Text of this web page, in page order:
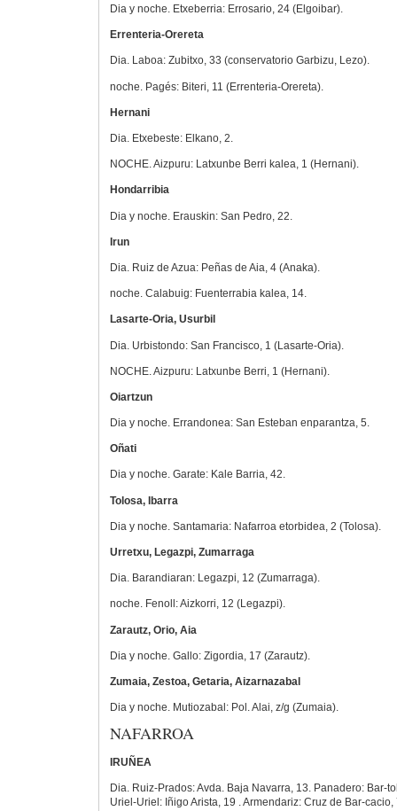
Dia y noche. Etxeberria: Errosario, 24 (Elgoibar).
Errenteria-Orereta
Dia. Laboa: Zubitxo, 33 (conservatorio Garbizu, Lezo).
noche. Pagés: Biteri, 11 (Errenteria-Orereta).
Hernani
Dia. Etxebeste: Elkano, 2.
NOCHE. Aizpuru: Latxunbe Berri kalea, 1 (Hernani).
Hondarribia
Dia y noche. Erauskin: San Pedro, 22.
Irun
Dia. Ruiz de Azua: Peñas de Aia, 4 (Anaka).
noche. Calabuig: Fuenterrabia kalea, 14.
Lasarte-Oria, Usurbil
Dia. Urbistondo: San Francisco, 1 (Lasarte-Oria).
NOCHE. Aizpuru: Latxunbe Berri, 1 (Hernani).
Oiartzun
Dia y noche. Errandonea: San Esteban enparantza, 5.
Oñati
Dia y noche. Garate: Kale Barria, 42.
Tolosa, Ibarra
Dia y noche. Santamaria: Nafarroa etorbidea, 2 (Tolosa).
Urretxu, Legazpi, Zumarraga
Dia. Barandiaran: Legazpi, 12 (Zumarraga).
noche. Fenoll: Aizkorri, 12 (Legazpi).
Zarautz, Orio, Aia
Dia y noche. Gallo: Zigordia, 17 (Zarautz).
Zumaia, Zestoa, Getaria, Aizarnazabal
Dia y noche. Mutiozabal: Pol. Alai, z/g (Zumaia).
NAFARROA
IRUÑEA
Dia. Ruiz-Prados: Avda. Baja Navarra, 13. Panadero: Bar-
Uriel-Uriel: Iñigo Arista, 19 . Armendariz: Cruz de Bar-